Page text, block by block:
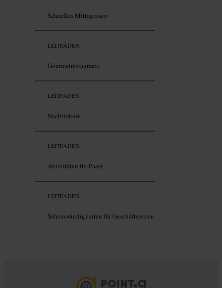
Schnelles Mittagessen
LEITFADEN
Gourmetrestaurants
LEITFADEN
Nachtlokale
LEITFADEN
Aktivitäten für Paare
LEITFADEN
Sehenswürdigkeiten für Geschäftsreisen